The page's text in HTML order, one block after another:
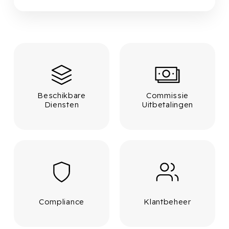
Beschikbare
Diensten
Commissie
Uitbetalingen
Compliance Klantbeheer